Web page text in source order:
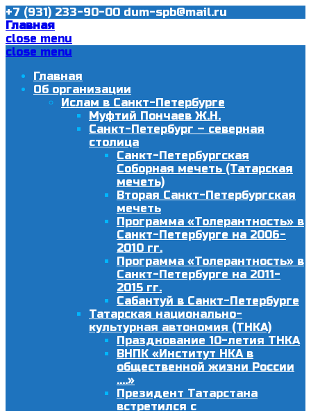
+7 (931) 233-90-00 dum-spb@mail.ru
Главная
close menu
close menu
Главная
Об организации
Ислам в Санкт-Петербурге
Муфтий Пончаев Ж.Н.
Санкт-Петербург – северная
столица
Санкт-Петербургская
Соборная мечеть (Татарская
мечеть)
Вторая Санкт-Петербургская
мечеть
Программа «Толерантность» в
Санкт-Петербурге на 2006-
2010 гг.
Программа «Толерантность» в
Санкт-Петербурге на 2011-
2015 гг.
Сабантуй в Санкт-Петербурге
Татарская национально-
культурная автономия (ТНКА)
Празднование 10-летия ТНКА
ВНПК «Институт НКА в
общественной жизни России
….»
Президент Татарстана
встретился с